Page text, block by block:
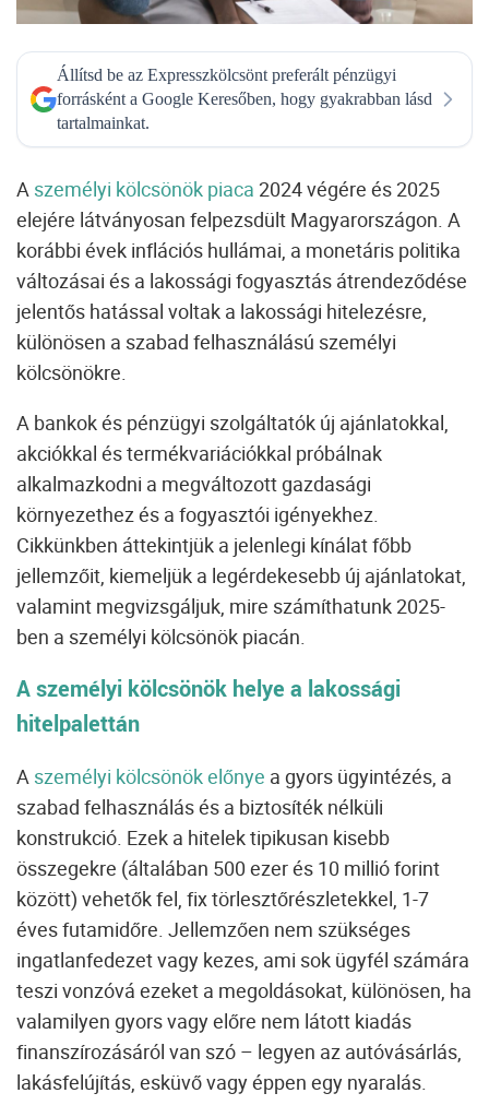
Állítsd be az Expresszkölcsönt preferált pénzügyi
forrásként a Google Keresőben, hogy gyakrabban lásd
tartalmainkat.
A személyi kölcsönök piaca 2024 végére és 2025
elejére látványosan felpezsdült Magyarországon. A
korábbi évek inflációs hullámai, a monetáris politika
változásai és a lakossági fogyasztás átrendeződése
jelentős hatással voltak a lakossági hitelezésre,
különösen a szabad felhasználású személyi
kölcsönökre.
A bankok és pénzügyi szolgáltatók új ajánlatokkal,
akciókkal és termékvariációkkal próbálnak
alkalmazkodni a megváltozott gazdasági
környezethez és a fogyasztói igényekhez.
Cikkünkben áttekintjük a jelenlegi kínálat főbb
jellemzőit, kiemeljük a legérdekesebb új ajánlatokat,
valamint megvizsgáljuk, mire számíthatunk 2025-
ben a személyi kölcsönök piacán.
A személyi kölcsönök helye a lakossági
hitelpalettán
A személyi kölcsönök előnye a gyors ügyintézés, a
szabad felhasználás és a biztosíték nélküli
konstrukció. Ezek a hitelek tipikusan kisebb
összegekre (általában 500 ezer és 10 millió forint
között) vehetők fel, fix törlesztőrészletekkel, 1-7
éves futamidőre. Jellemzően nem szükséges
ingatlanfedezet vagy kezes, ami sok ügyfél számára
teszi vonzóvá ezeket a megoldásokat, különösen, ha
valamilyen gyors vagy előre nem látott kiadás
finanszírozásáról van szó – legyen az autóvásárlás,
lakásfelújítás, esküvő vagy éppen egy nyaralás.